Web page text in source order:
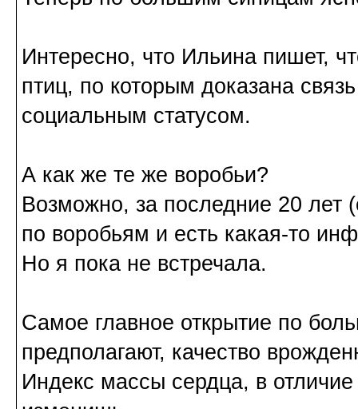
Интересно, что Ильина пишет,
птиц, по которым доказана
социальным статусом.
А как же те же воробьи?
Возможно, за последние 20 лет
по воробьям и есть какая-то
Но я пока не встречала.
Самое главное открытие по
предполагают, качество
Индекс массы сердца, в